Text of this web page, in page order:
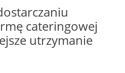
cateringowej
utrzymanie